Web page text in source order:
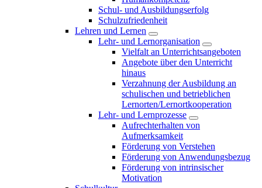
Schul- und Ausbildungserfolg
Schulzufriedenheit
Lehren und Lernen
Lehr- und Lernorganisation
Vielfalt an Unterrichtsangeboten
Angebote über den Unterricht
hinaus
Verzahnung der Ausbildung an
schulischen und betrieblichen
Lernorten/Lernortkooperation
Lehr- und Lernprozesse
Aufrechterhalten von
Aufmerksamkeit
Förderung von Verstehen
Förderung von Anwendungsbezug
Förderung von intrinsischer
Motivation